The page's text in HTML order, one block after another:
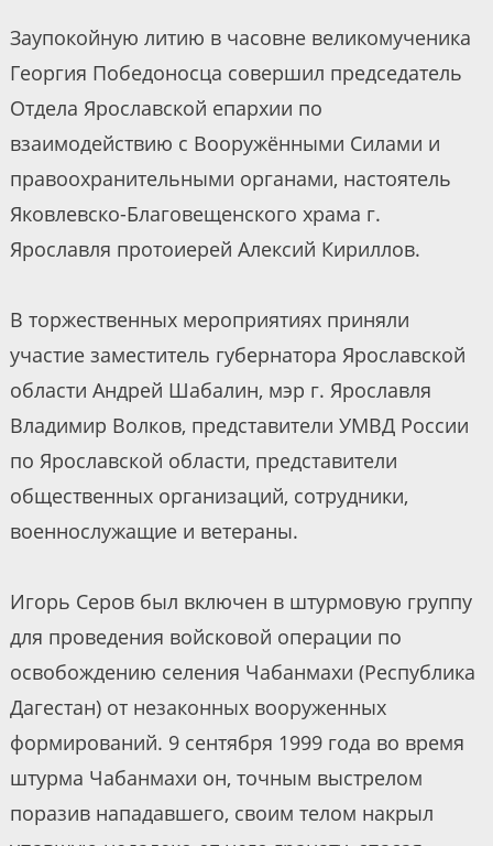
Заупокойную литию в часовне великомученика
Георгия Победоносца совершил председатель
Отдела Ярославской епархии по
взаимодействию с Вооружёнными Силами и
правоохранительными органами, настоятель
Яковлевско-Благовещенского храма г.
Ярославля протоиерей Алексий Кириллов.
В торжественных мероприятиях приняли
участие заместитель губернатора Ярославской
области Андрей Шабалин, мэр г. Ярославля
Владимир Волков, представители УМВД России
по Ярославской области, представители
общественных организаций, сотрудники,
военнослужащие и ветераны.
Игорь Серов был включен в штурмовую группу
для проведения войсковой операции по
освобождению селения Чабанмахи (Республика
Дагестан) от незаконных вооруженных
формирований. 9 сентября 1999 года во время
штурма Чабанмахи он, точным выстрелом
поразив нападавшего, своим телом накрыл